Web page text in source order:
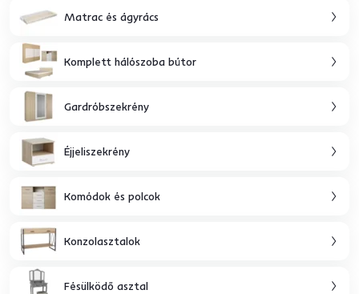
Matrac és ágyrács
Komplett hálószoba bútor
Gardróbszekrény
Éjjeliszekrény
Komódok és polcok
Konzolasztalok
Fésülködő asztal